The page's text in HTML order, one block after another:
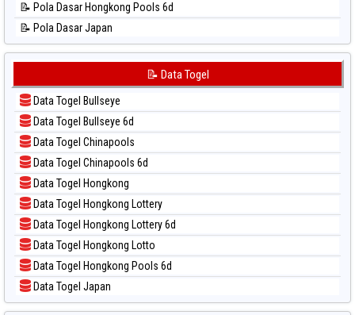
📊 Statistik Sydney
📊 Statistik Sydney Lottery
📊 Statistik Sydney Pools 6d
📊 Statistik Taipei
📊 Statistik Taiwan
📝 Pola Dasar Hongkong Pools 6d
📝 Pola Dasar Japan
📝 Pola Dasar Japan 6d
📝 Pola Dasar Kuda Lari
📝 Pola Dasar Magnum Cambodia
📝 Pola Dasar Nagoya
📝 Pola Dasar North Carolina Day
📝 Pola Dasar Pcso
📝 Pola Dasar Sao Paulo
📝 Pola Dasar Singapore
📝 Pola Dasar Sydney
📝 Pola Dasar Sydney Lottery
📝 Pola Dasar Sydney Lottery 6d
📝 Pola Dasar Sydney Lotto
📝 Data Togel
Data Togel Bullseye
Data Togel Bullseye 6d
Data Togel Chinapools
Data Togel Chinapools 6d
Data Togel Hongkong
Data Togel Hongkong Lottery
Data Togel Hongkong Lottery 6d
Data Togel Hongkong Lotto
Data Togel Hongkong Pools 6d
Data Togel Japan
Data Togel Japan 6d